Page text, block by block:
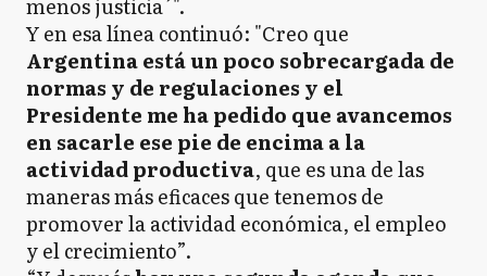
menos justicia´".
Y en esa línea continuó: "Creo que
Argentina está un poco sobrecargada de
normas y de regulaciones y el
Presidente me ha pedido que avancemos
en sacarle ese pie de encima a la
actividad productiva, que es una de las
maneras más eficaces que tenemos de
promover la actividad económica, el empleo
y el crecimiento”.